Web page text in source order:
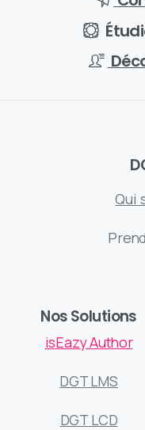
Qui
Nos Solutions
isEazy Author
DGT LMS
DGT LCD